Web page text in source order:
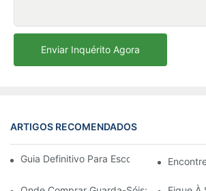
Enviar Inquérito Agora
ARTIGOS RECOMENDADOS
Guia Definitivo Para Escolher O Guarda-